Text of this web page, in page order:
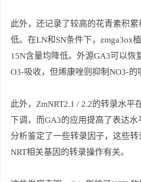
此外，还记录了较高的花青素积
低。在LN和SN条件下，zmga3ox
15N含量均降低。外源GA3可以恢
O3-吸收，但烯康唑则抑制NO3-的
此外，ZmNRT2.1 / 2.2的转录水平
下调，而GA3的应用提高了表达
分析鉴定了一些转录因子，这些
NRT相关基因的转录操作有关。